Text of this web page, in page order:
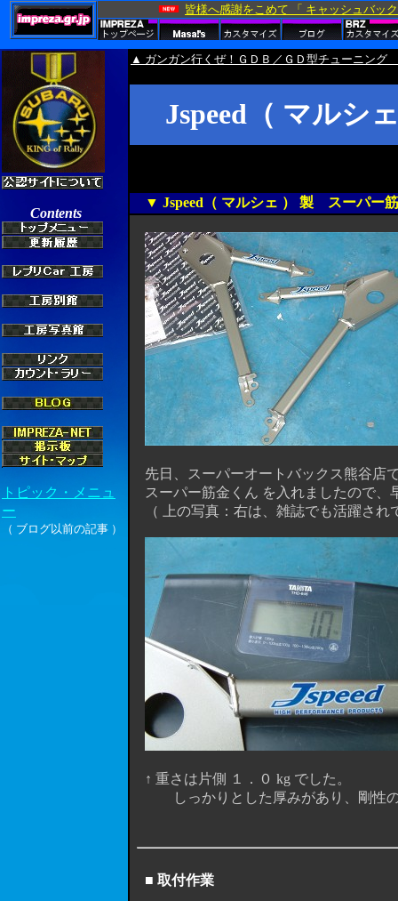
▲ ガンガン行くぜ！ＧＤＢ／ＧＤ型チューニン
Jspeed（ マルシ
▼ Jspeed（ マルシェ ） 製 スーパー
先日、スーパーオートバックス熊谷店
スーパー筋金くん を入れましたので、
（ 上の写真：右は、雑誌でも活躍され
↑ 重さは片側 １．０ kg でした。
しっかりとした厚みがあり、剛性の
■ 取付作業